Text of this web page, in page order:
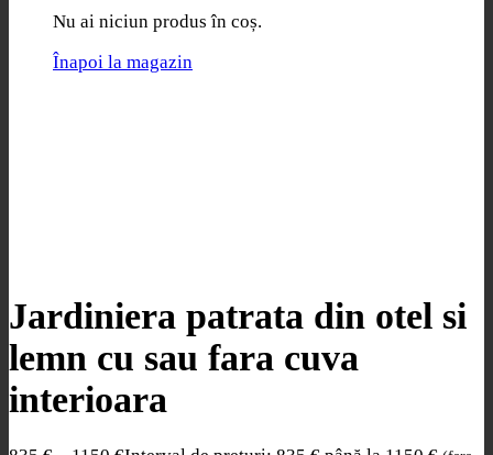
Nu ai niciun produs în coș.
Înapoi la magazin
Jardiniera patrata din otel si
lemn cu sau fara cuva
interioara